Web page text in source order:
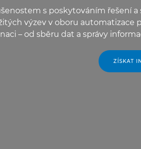
s poskytováním řešení
výzev v oboru automatizace
– od sběru dat a správy
ZÍSKAT